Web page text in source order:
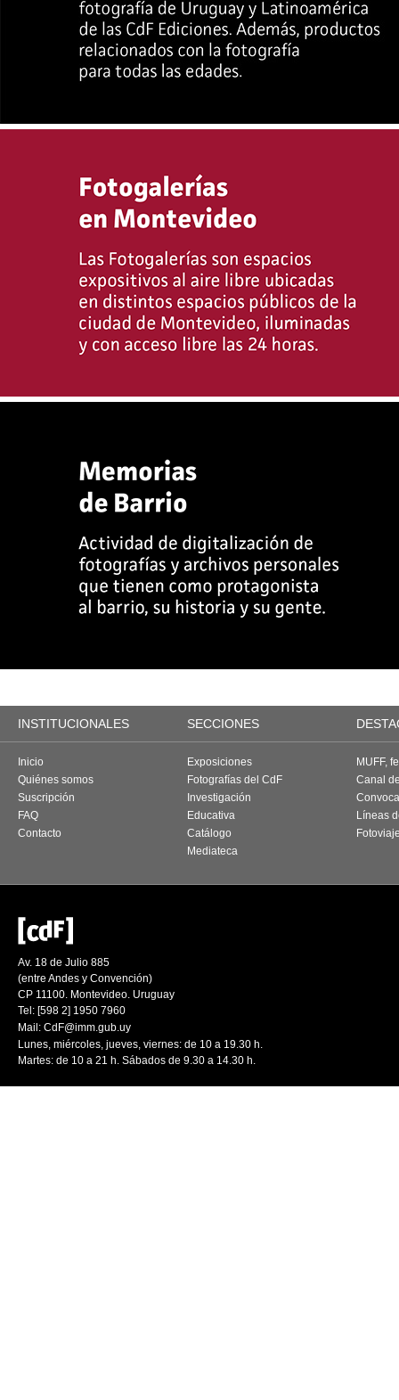
INSTITUCIONALES SECCIONES
Inicio
Quiénes somos
Suscripción
FAQ
Contacto
Exposiciones
Fotografías del CdF
Investigación
Educativa
Catálogo
Mediateca
MUFF,
Canal
Líneas
Av. 18 de Julio 885
(entre Andes y Convención)
CP 11100. Montevideo. Uruguay
Tel: [598 2] 1950 7960
Mail: CdF@imm.gub.uy
Lunes, miércoles, jueves, viernes: de 10 a 19.30 h.
Martes: de 10 a 21 h. Sábados de 9.30 a 14.30 h.